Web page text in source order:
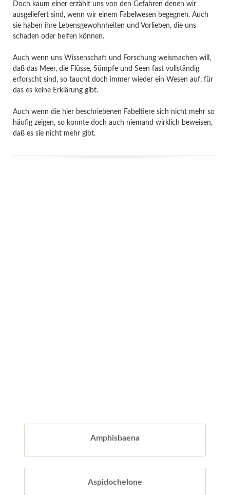
Doch kaum einer erzählt uns von den Gefahren denen wir
ausgeliefert sind, wenn wir einem Fabelwesen begegnen. Auch
sie haben ihre Lebensgewohnheiten und Vorlieben, die uns
schaden oder helfen können.
Auch wenn uns Wissenschaft und Forschung weismachen will,
daß das Meer, die Flüsse, Sümpfe und Seen fast vollständig
erforscht sind, so taucht doch immer wieder ein Wesen auf, für
das es keine Erklärung gibt.
Auch wenn die hier beschriebenen Fabeltiere sich nicht mehr so
häufig zeigen, so konnte doch auch niemand wirklich beweisen,
daß es sie nicht mehr gibt.
Amphisbaena
Aspidochelone